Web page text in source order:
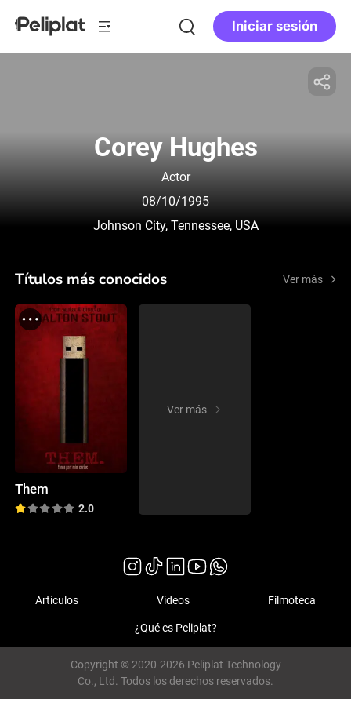
Iniciar sesión
Corey Hughes
Actor
08/10/1995
Johnson City, Tennessee, USA
Títulos más conocidos Ver más
Them
2.0
Ver más
Artículos Videos Filmoteca
¿Qué es Peliplat?
Copyright © 2020-2026 Peliplat Technology
Co., Ltd. Todos los derechos reservados.